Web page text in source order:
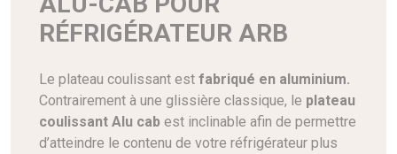
RÉFRIGÉRATEUR ARB
Le plateau coulissant est fabriqué en aluminium.
Contrairement à une glissière classique, le plateau
coulissant Alu cab est inclinable afin de permettre
d’atteindre le contenu de votre réfrigérateur plus